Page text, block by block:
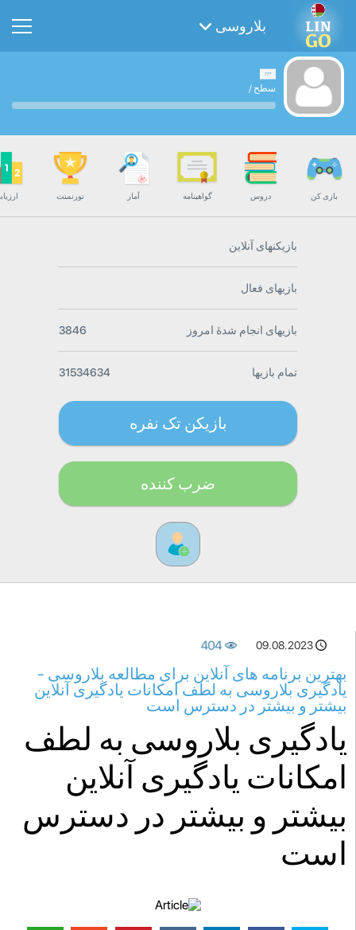
بلاروسی
سطح /
بازی کن دروس گواهینامه آمار تورنمنت
بازیکنهای آنلاین
بازیهای فعال
بازیهای انجام شدۀ امروز 3846
تمام بازیها 31534634
بازیکن تک نفره
ضرب کننده
09.08.2023
404
بهترین برنامه های آنلاین برای مطالعه بلاروسی -
یادگیری بلاروسی به لطف امکانات یادگیری آنلاین
بیشتر و بیشتر در دسترس است
یادگیری بلاروسی به لطف
امکانات یادگیری آنلاین
بیشتر و بیشتر در دسترس
است